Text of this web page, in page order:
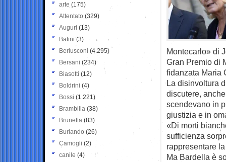
Montecarlo» di
Gran Premio di
fidanzata Maria
La disinvoltura
discutere,
scendevano in
giustizia e in
«Di morti
sufficienza
rappresentare
Ma Bardella è
arte (175)
Attentato (329)
Auguri (13)
Batini (3)
Berlusconi (4.295)
Bersani (234)
Biasotti (12)
Boldrini (4)
Bossi (1.221)
Brambilla (38)
Brunetta (83)
Burlando (26)
Camogli (2)
canile (4)